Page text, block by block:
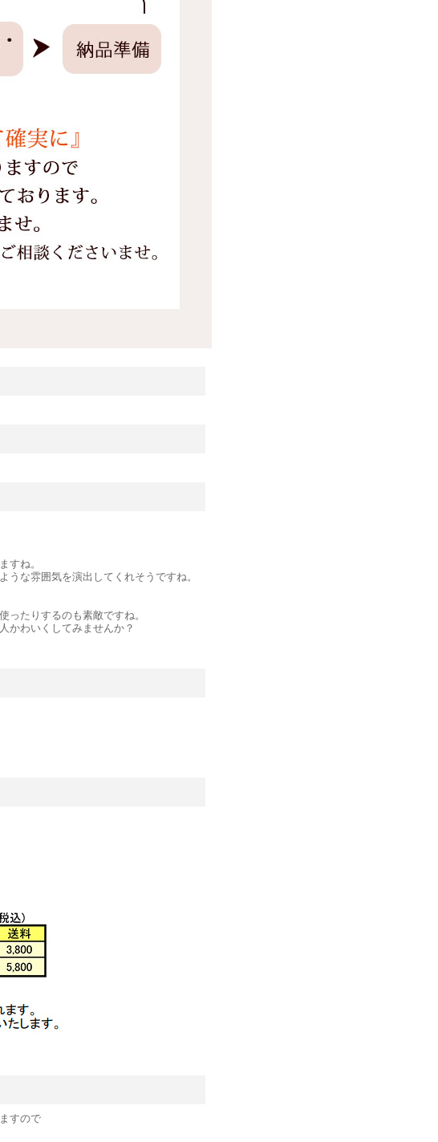
すね。
な雰囲気を演出してくれそうですね。
ったりするのも素敵ですね。
かわいくしてみませんか？
すので